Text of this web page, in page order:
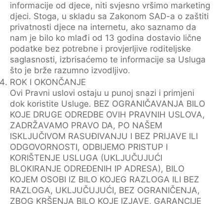
informacije od djece, niti svjesno vršimo marketing
djeci. Stoga, u skladu sa Zakonom SAD-a o zaštiti
privatnosti djece na internetu, ako saznamo da
nam je bilo ko mlađi od 13 godina dostavio lične
podatke bez potrebne i provjerljive roditeljske
saglasnosti, izbrisaćemo te informacije sa Usluga
što je brže razumno izvodljivo.
ROK I OKONČANJE
Ovi Pravni uslovi ostaju u punoj snazi i primjeni
dok koristite Usluge. BEZ OGRANIČAVANJA BILO
KOJE DRUGE ODREDBE OVIH PRAVNIH USLOVA,
ZADRŽAVAMO PRAVO DA, PO NAŠEM
ISKLJUČIVOM RASUĐIVANJU I BEZ PRIJAVE ILI
ODGOVORNOSTI, ODBIJEMO PRISTUP I
KORIŠTENJE USLUGA (UKLJUČUJUĆI
BLOKIRANJE ODREĐENIH IP ADRESA), BILO
KOJEM OSOBI IZ BILO KOJEG RAZLOGA ILI BEZ
RAZLOGA, UKLJUČUJUĆI, BEZ OGRANIČENJA,
ZBOG KRŠENJA BILO KOJE IZJAVE, GARANCIJE